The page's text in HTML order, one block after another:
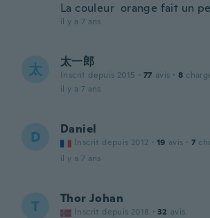
La couleur orange fait un
il y a 7 ans
太 太一郎
Inscrit depuis 2015 · 77 avis · 8
il y a 7 ans
D Daniel
Inscrit depuis 2012 · 19 avis · 7
il y a 7 ans
T Thor Johan
Inscrit depuis 2018 · 32 avis